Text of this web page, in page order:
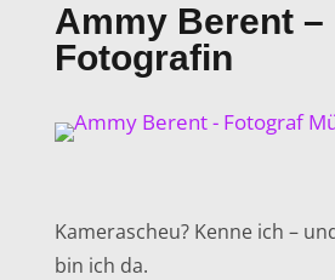
Ammy Berent –
Fotografin
Kamerascheu? Kenne ich –
bin ich da.